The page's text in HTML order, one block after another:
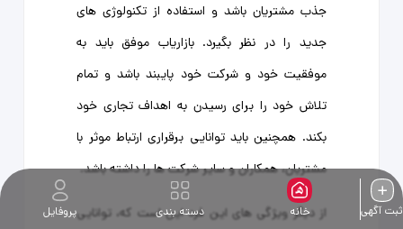
ثبت آگهی خانه دسته بندی پروفایل
جذب مشتریان باشد و استفاده از تکنولوژی ‌های
جدید را در نظر بگیرد. بازاریاب موفق باید به
موفقیت خود و شرکت خود پایبند باشد و تمام
تلاش خود را برای رسیدن به اهداف تجاری خود
بکند. همچنین باید توانایی برقراری ارتباط موثر با
مشتریان، همکاران و سایر شرکت‌ ها را داشته باشد.
از دیگر ویژگی های این فرد این است که، توانایی